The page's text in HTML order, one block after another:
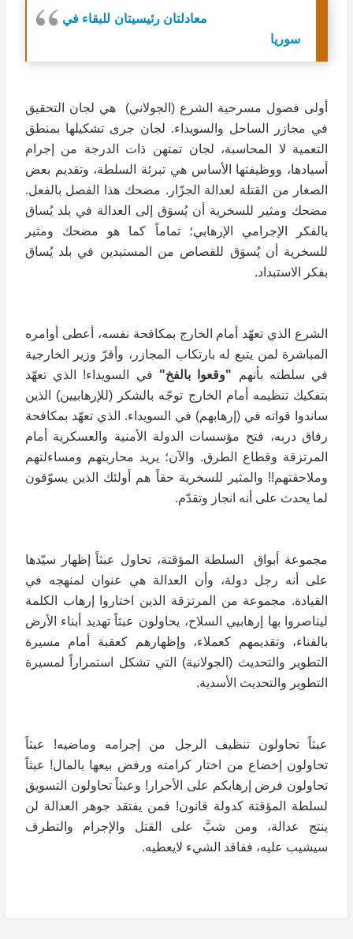
معادلتان رئيسيتان للبقاء في
سوريا
أولى فصول مسرحية الشرع (الجولاني) هي لجان التحقيق
في مجازر الساحل والسويداء. لجان جرى تشكيلها بمنطق
التعمية لا المحاسبة، لجان تمتهن ذات الدرجة من إجرام
أسيادها، ووظيفتها الأساس هي تبرئة السلطة، وتقديم بعض
الصغار من القتلة لعدالة الجزّار. مضحك هذا الفصل بالفعل.
مضحك ومثير للسخرية أن يُسوَق إلى العدالة في بلد يُساق
بالفكر الإجرامي الإرهابي؛ تماماً كما هو مضحك ومثير
للسخرية أن يُسوَق للقصاص من المستبدين في بلد يُساق
بفكر الاستبداد.
الشرع الذي تعهّد أمام الخارج بمكافحة نفسه، أعطى أوامره
المباشرة لمن يتبع له بارتكاب المجازر، وأقرّ وزير الخارجية
في سلطته بأنهم "وقعوا بالفخ" في السويداء! الذي تعهّد
بتفكيك تنظيمه أمام الخارج توجّه بالشكر (للإرهابيين) الذين
ساندوا قواته في (إرهابهم) في السويداء. الذي تعهّد بمكافحة
رفاق دربه، فتح مؤسسات الدولة الأمنية والعسكرية أمام
المرتزقة وقطاع الطرق. والآن؛ يريد محاربتهم ومساءلتهم
وملاحقتهم!! والمثير للسخرية حقاً هم أولئك الذين يسوّقون
لما يحدث على أنه انجاز وتقدّم.
مجموعة أبواق السلطة المؤقتة، تحاول عبثاً إظهار سيّدها
على أنه رجل دولة، وأن العدالة هي عنوان لمنهجه في
القيادة. مجموعة من المرتزقة الذين اختاروا إرهاب الكلمة
ليناصروا بها إرهابيي السلاح، يحاولون عبثاً تهديد أبناء الأرض
بالفناء، وتقديمهم كعملاء، وإظهارهم كعقبة أمام مسيرة
التطوير والتحديث (الجولانية) التي تشكل استمراراً لمسيرة
التطوير والتحديث الأسدية.
عبثاً تحاولون تنظيف الرجل من إجرامه وماضيه! عبثاً
تحاولون إخضاع من اختار كرامته ورفض بيعها بالمال! عبثاً
تحاولون فرض إرهابكم على الأحرار! وعبثاً تحاولون التسويق
لسلطة المؤقتة كدولة قانون! فمن يفتقد جوهر العدالة لن
ينتج عدالة، ومن شبَّ على القتل والإجرام والتطرف
سيشيب عليه، ففاقد الشيء لايعطيه.